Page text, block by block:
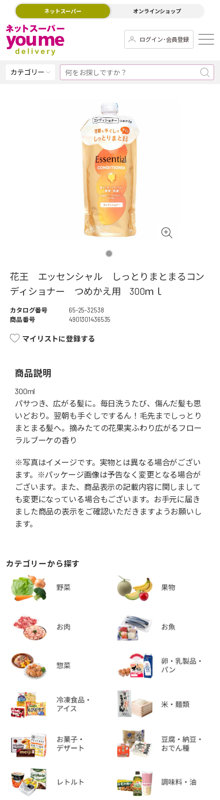
ネットスーパー オンラインショップ
ログイン･会員登録
カテゴリー
花王 エッセンシャル しっとりまとまるコン
ディショナー つめかえ用 300ｍｌ
カタログ番号
65-25-32538
商品番号
4901301436535
マイリストに登録する
商品説明
300ml
パサつき、広がる髪に。毎日洗うたび、傷んだ髪も思
いどおり。翌朝も手ぐしでするん！毛先までしっとり
まとまる髪へ。摘みたての花果実ふわり広がるフロー
ラルブーケの香り
※写真はイメージです。実物とは異なる場合がござい
ます。※パッケージ画像は予告なく変更となる場合が
ございます。また、商品表示の記載内容に関しまして
も変更になっている場合もございます。お手元に届き
ました商品の表示をご確認いただきますようお願いし
ます。
カテゴリーから探す